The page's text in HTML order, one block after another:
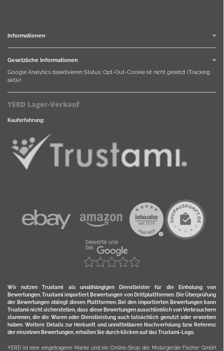
Informationen
Gesetzliche Informationen
Google Analytics deaktivieren Status: Opt-Out-Cookie ist nicht gesetzt (Tracking
aktiv)
YERD Lager-Verkauf
Kauferfahrung:
Wir nutzen Trustami als unabhängigen Dienstleister für die Einholung von
Bewertungen. Trustami importiert Bewertungen von Drittplattformen. Die Überprüfung
der Bewertungen obliegt diesen Plattformen. Bei den importierten Bewertungen kann
Trustami nicht sicherstellen, dass diese Bewertungen ausschließlich von Verbrauchern
stammen, die die Waren oder Dienstleistung auch tatsächlich genutzt oder erworben
haben. Weitere Details zur Herkunft und unmittelbaren Nachverfolung bzw. Referenz
der einzelnen Bewertungen, erhalten Sie durch klicken auf das Trustami-Logo.
YERD ist eine eingetragene Marke und ein Online-Shop der Motorgeräte Fischer GmbH